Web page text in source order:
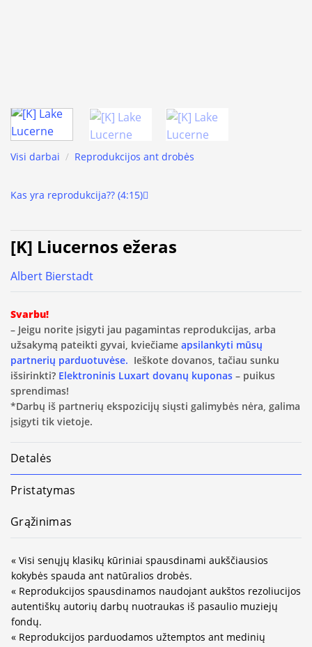
Visi darbai / Reprodukcijos ant drobės
Kas yra reprodukcija?? (4:15)
[K] Liucernos ežeras
Albert Bierstadt
Svarbu!
– Jeigu norite įsigyti jau pagamintas reprodukcijas, arba
užsakymą pateikti gyvai, kviečiame apsilankyti mūsų
partnerių parduotuvėse. Ieškote dovanos, tačiau sunku
išsirinkti? Elektroninis Luxart dovanų kuponas – puikus
sprendimas!
*Darbų iš partnerių ekspozicijų siųsti galimybės nėra, galima
įsigyti tik vietoje.
Detalės
Pristatymas
Grąžinimas
« Visi senųjų klasikų kūriniai spausdinami aukščiausios
kokybės spauda ant natūralios drobės.
« Reprodukcijos spausdinamos naudojant aukštos rezoliucijos
autentiškų autorių darbų nuotraukas iš pasaulio muziejų
fondų.
« Reprodukcijos parduodamos užtemptos ant medinių